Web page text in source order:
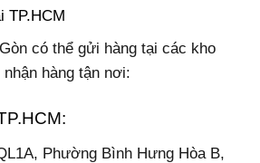
TP.HCM
có thể gửi hàng tại các kho
hàng tận nơi:
Phường Bình Hưng Hòa B,